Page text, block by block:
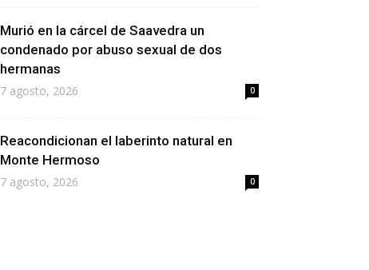
Murió en la cárcel de Saavedra un
condenado por abuso sexual de dos
hermanas
7 agosto, 2026 0
Reacondicionan el laberinto natural en
Monte Hermoso
7 agosto, 2026 0